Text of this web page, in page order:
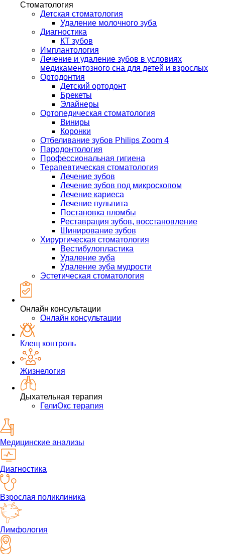
Стоматология
Детская стоматология
Удаление молочного зуба
Диагностика
КТ зубов
Имплантология
Лечение и удаление зубов в условиях
медикаментозного сна для детей и взрослых
Ортодонтия
Детский ортодонт
Брекеты
Элайнеры
Ортопедическая стоматология
Виниры
Коронки
Отбеливание зубов Philips Zoom 4
Пародонтология
Профессиональная гигиена
Терапевтическая стоматология
Лечение зубов
Лечение зубов под микроскопом
Лечение кариеса
Лечение пульпита
Постановка пломбы
Реставрация зубов, восстановление
Шинирование зубов
Хирургическая стоматология
Вестибулопластика
Удаление зуба
Удаление зуба мудрости
Эстетическая стоматология
Онлайн консультации
Онлайн консультации
Клещ контроль
Жизнелогия
Дыхательная терапия
ГелиОкс терапия
Медицинские анализы
Диагностика
Взрослая поликлиника
Лимфология